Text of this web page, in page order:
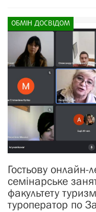
ОБМІН ДОСВІДОМ
Гостьову онлайн-
семінарське
факультету
туроператор по